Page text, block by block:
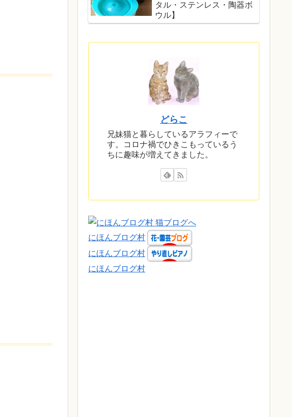
タル・ステンレス・陶器ボ
ウル】
どらこ
兄妹猫と暮らしているアラフィーで
す。コロナ禍でひきこもっているう
ちに趣味が増えてきました。
にほんブログ村
にほんブログ村
にほんブログ村